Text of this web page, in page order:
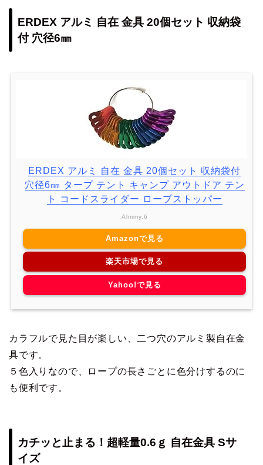
ERDEX アルミ 自在 金具 20個セット 収納袋
付 穴径6㎜
ERDEX アルミ 自在 金具 20個セット 収納袋付
穴径6㎜ タープ テント キャンプ アウトドア テン
ト コードスライダー ロープストッパー
Almmy.6
Amazonで見る
楽天市場で見る
Yahoo!で見る
カラフルで見た目が楽しい、二つ穴のアルミ製自在金
具です。
５色入りなので、ロープの長さごとに色分けするのに
も便利です。
カチッと止まる！超軽量0.6ｇ 自在金具 Sサ
イズ